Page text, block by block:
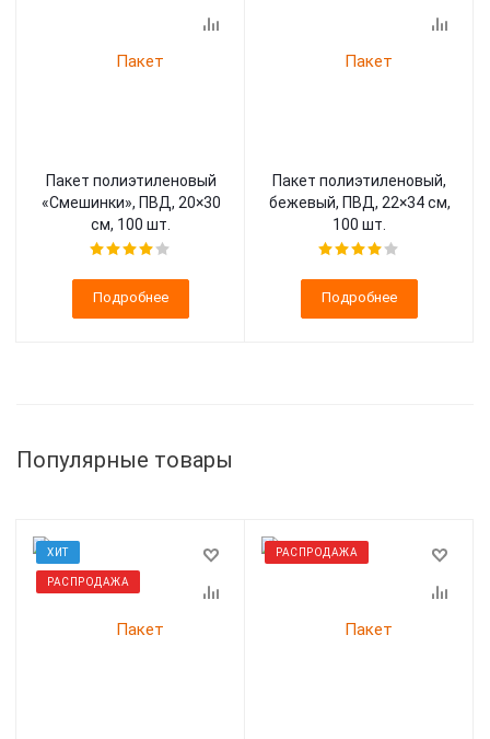
Пакет полиэтиленовый
«Смешинки», ПВД, 20×30
см, 100 шт.
Подробнее
Пакет полиэтиленовый,
бежевый, ПВД, 22×34 см,
100 шт.
Подробнее
Популярные товары
ХИТ
РАСПРОДАЖА
РАСПРОДАЖА